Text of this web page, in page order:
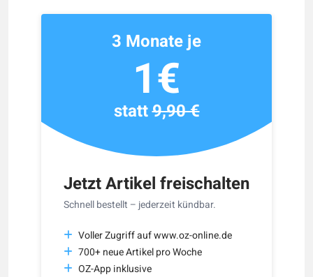
Jetzt Artikel freischalten
Schnell bestellt – jederzeit kündbar.
Voller Zugriff auf www.oz-online.de
700+ neue Artikel pro Woche
OZ-App inklusive
3 Monate je
1€
statt9,90 €